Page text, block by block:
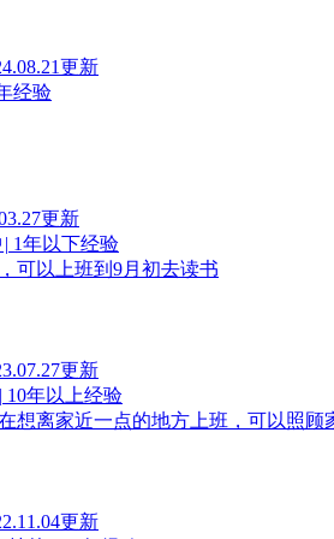
更新
经验
更新
| 1年以下经验
可以上班到9月初去读书
更新
| 10年以上经验
想离家近一点的地方上班，可以照顾
更新